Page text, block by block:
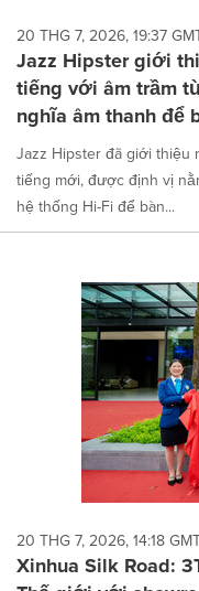
20 THG 7, 2026, 19:37
Jazz Hipster giới
tiếng với âm trầm
nghĩa âm thanh để
Jazz Hipster đã giới thiệu
tiếng mới, được định vị
hệ thống Hi-Fi để bàn...
20 THG 7, 2026, 14:18
Xinhua Silk Road: